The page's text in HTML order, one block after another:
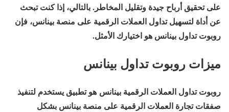
على تحقيق أرباح جيدة وتقليل المخاطر. بالتالي، إذا كنت تبحث
عن أداة لتسهيل تداول العملات الرقمية على منصة بينانس، فإن
روبوت تداول بينانس هو اختيارك الأمثل.
ميزات روبوت تداول بينانس
روبوت تداول العملات الرقمية بينانس هو تطبيق يستخدم لتنفيذ
صفقات تجارة العملات الرقمية على منصة بينانس بشكل